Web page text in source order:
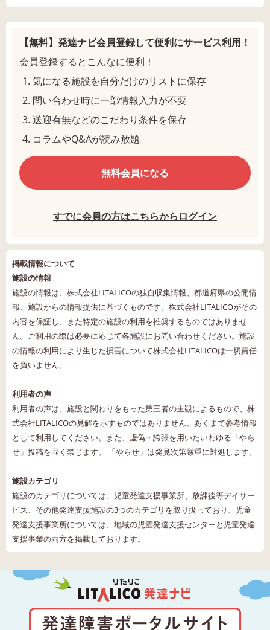
【無料】発達ナビ会員登録して便利にサービス利用！
会員登録するとこんなに便利！
気になる施設を自分だけのリストに保存
問い合わせ時に一部情報入力が不要
送迎有無などのこだわり条件を保存
コラムやQ&Aが読み放題
無料会員になる
すでに会員の方はこちらからログイン
掲載情報について
施設の情報
施設の情報は、株式会社LITALICOの独自収集情報、都道府県の公開情
報、施設からの情報提供に基づくものです。株式会社LITALICOがその
内容を保証し、また特定の施設の利用を推奨するものではありませ
ん。ご利用の際は必要に応じて各施設にお問い合わせください。施設
の情報の利用により生じた損害について株式会社LITALICOは一切責任
を負いません。
利用者の声
利用者の声は、施設と関わりをもった第三者の主観によるもので、株
式会社LITALICOの見解を示すものではありません。あくまで参考情報
として利用してください。また、虚偽・誇張を用いたいわゆる「やら
せ」投稿を固く禁じます。 「やらせ」は発見次第厳重に対処します。
施設カテゴリ
施設のカテゴリについては、児童発達支援事業所、放課後等デイサー
ビス、その他発達支援施設の3つのカテゴリを取り扱っており、児童
発達支援事業所については、地域の児童発達支援センターと児童発達
支援事業の両方を掲載しております。